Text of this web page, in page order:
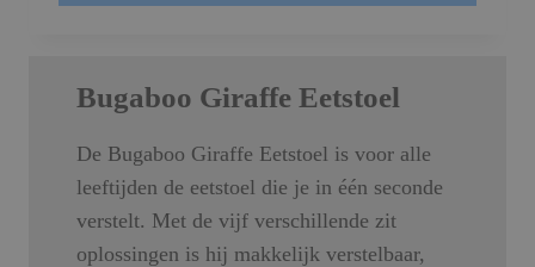
Bugaboo Giraffe Eetstoel
De Bugaboo Giraffe Eetstoel is voor alle
leeftijden de eetstoel die je in één seconde
verstelt. Met de vijf verschillende zit
oplossingen is hij makkelijk verstelbaar,